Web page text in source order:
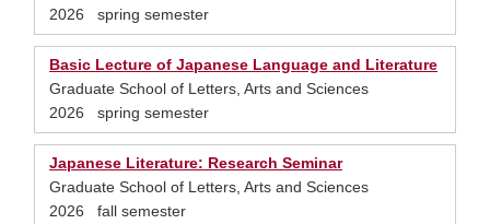
2026 spring semester
Basic Lecture of Japanese Language and Literature
Graduate School of Letters, Arts and Sciences
2026 spring semester
Japanese Literature: Research Seminar
Graduate School of Letters, Arts and Sciences
2026 fall semester